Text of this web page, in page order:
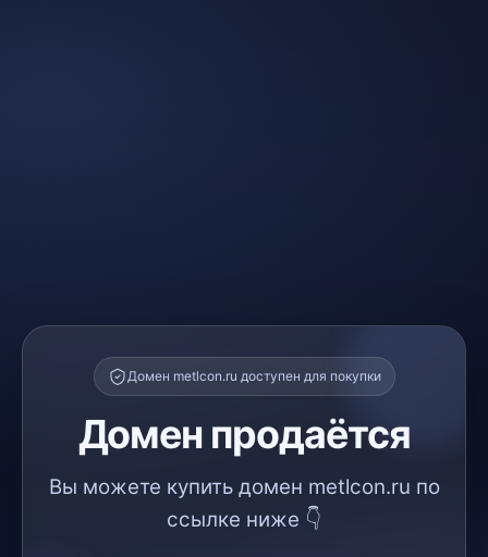
Домен metlcon.ru доступен для покупки
Домен продаётся
Вы можете купить домен metlcon.ru по
ссылке ниже 👇